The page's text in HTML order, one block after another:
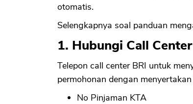
otomatis.
Selengkapnya soal panduan
1. Hubungi Call
Telepon call center BRI untuk
permohonan dengan
No Pinjaman KTA